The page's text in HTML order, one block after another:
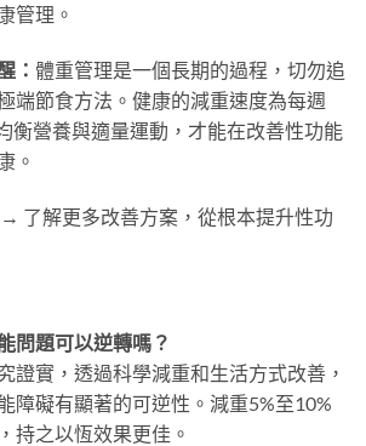
管理。
： 體重管理是一個長期的過程，切勿追
端節食方法。健康的減重速度為每週
衡營養與適量運動，才能在改善性功能
。
→ 了解更多改善方案，從根本提升性功
問題可以逆轉嗎？
證實，透過科學減重和生活方式改善，
障礙有顯著的可逆性。減重5%至10%
持之以恆效果更佳。